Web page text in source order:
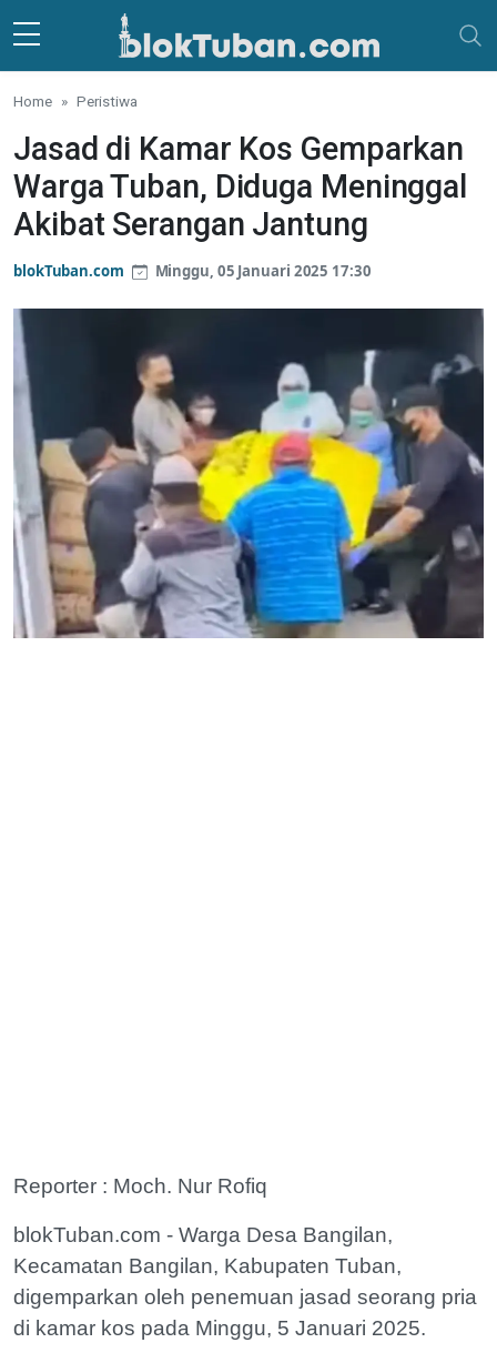
Skip to main content
Home Peristiwa
Jasad di Kamar Kos Gemparkan
Warga Tuban, Diduga Meninggal
Akibat Serangan Jantung
blokTuban.com Minggu, 05 Januari 2025 17:30
Reporter : Moch. Nur Rofiq
blokTuban.com - Warga Desa Bangilan,
Kecamatan Bangilan, Kabupaten Tuban,
digemparkan oleh penemuan jasad seorang pria
di kamar kos pada Minggu, 5 Januari 2025.